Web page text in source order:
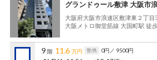
グランドゥール敷津 大阪市
大阪府大阪市浪速区敷津東２丁目
大阪メトロ御堂筋線 大国町駅 徒
9階 11.6 万円 管/共 0円 ／ 9500円